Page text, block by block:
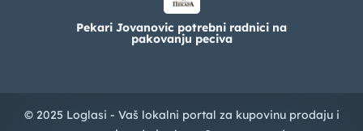
Pekari Jovanovic potrebni radnici na
pakovanju peciva
© 2025 Loglasi - Vaš lokalni portal za kupovinu prodaju i